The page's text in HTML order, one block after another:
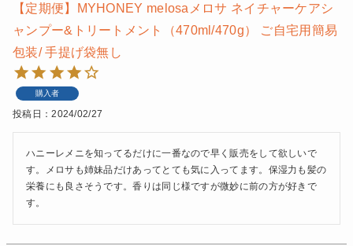
【定期便】MYHONEY melosaメロサ ネイチャーケアシ
ャンプー&トリートメント（470ml/470g） ご自宅用簡易
包装/ 手提げ袋無し
購入者
投稿日 2024/02/27
ハニーレメニを知ってるだけに一番なので早く販売をして欲しいで
す。メロサも姉妹品だけあってとても気に入ってます。保湿力も髪の
栄養にも良さそうです。香りは同じ様ですが微妙に前の方が好きで
す。